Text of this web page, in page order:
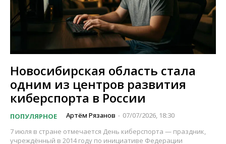
Новосибирская область стала
одним из центров развития
киберспорта в России
ПОПУЛЯРНОЕ Артём Рязанов - 07/07/2026, 18:30
7 июля в стране отмечается День киберспорта — праздник,
учреждённый в 2014 году по инициативе Федерации